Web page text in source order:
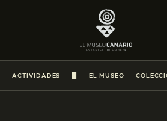
ACTIVIDADES EL MUSEO
LA VISITA